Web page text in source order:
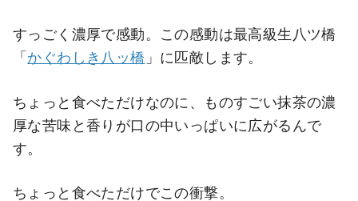
すっごく濃厚で感動。この感動は最高級生八ツ橋
「かぐわしき八ッ橋 」に匹敵します。
ちょっと食べただけなのに、ものすごい抹茶の濃
厚な苦味と香りが口の中いっぱいに広がるんで
す。
ちょっと食べただけでこの衝撃。